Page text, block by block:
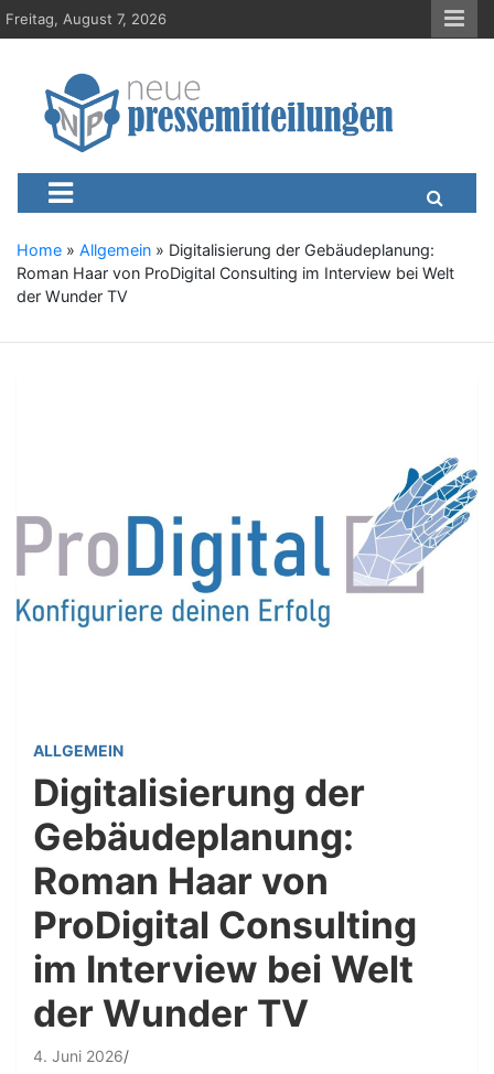
S
k
Freitag, August 7, 2026
Neue-
Presseportal, Nachrichten, News, Meldungen, Wirtschaft
Home » Allgemein » Digitalisierung der Gebäudeplanung:
Roman Haar von ProDigital Consulting im Interview bei Welt
der Wunder TV
ALLGEMEIN
Digitalisierung der
Gebäudeplanung:
Roman Haar von
ProDigital Consulting
im Interview bei Welt
der Wunder TV
4. Juni 2026